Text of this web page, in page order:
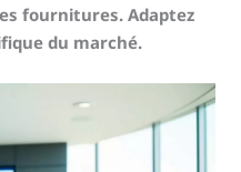
fournitures. Adaptez
du marché.